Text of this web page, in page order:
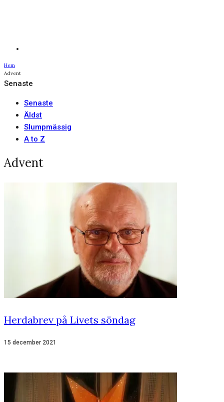
Hem
Advent
Senaste
Senaste
Äldst
Slumpmässig
A to Z
Advent
Herdabrev på Livets söndag
15 december 2021